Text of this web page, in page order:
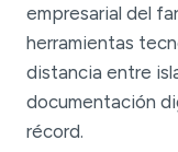
empresarial del
herramientas
distancia entre
documentación
récord.